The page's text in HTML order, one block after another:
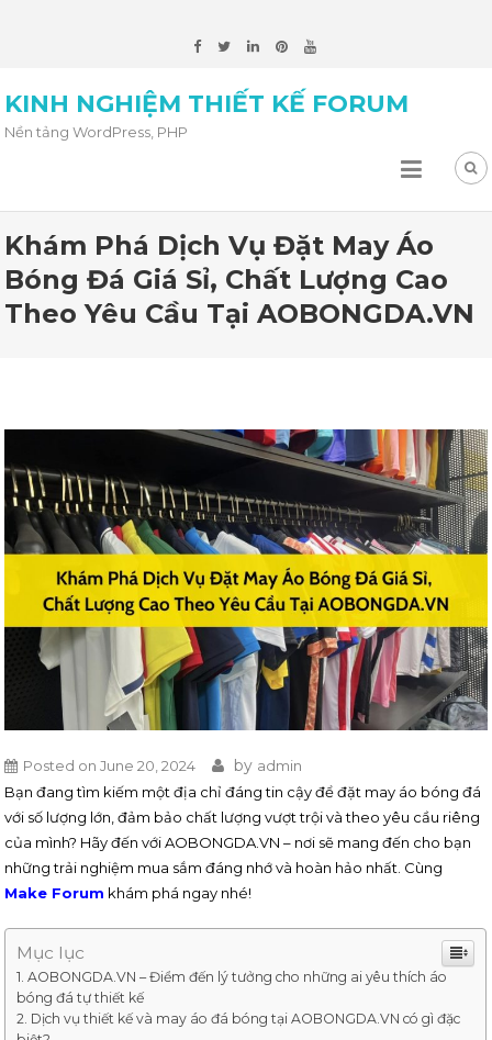
KINH NGHIỆM THIẾT KẾ FORUM
Nền tảng WordPress, PHP
Khám Phá Dịch Vụ Đặt May Áo
Bóng Đá Giá Sỉ, Chất Lượng Cao
Theo Yêu Cầu Tại AOBONGDA.VN
Posted onJune 20, 2024 by admin
Bạn đang tìm kiếm một địa chỉ đáng tin cậy để đặt may áo bóng đá
với số lượng lớn, đảm bảo chất lượng vượt trội và theo yêu cầu riêng
của mình? Hãy đến với AOBONGDA.VN – nơi sẽ mang đến cho bạn
những trải nghiệm mua sắm đáng nhớ và hoàn hảo nhất. Cùng
Make Forum khám phá ngay nhé!
Mục lục
AOBONGDA.VN – Điểm đến lý tưởng cho những ai yêu thích áo
bóng đá tự thiết kế
Dịch vụ thiết kế và may áo đá bóng tại AOBONGDA.VN có gì đặc